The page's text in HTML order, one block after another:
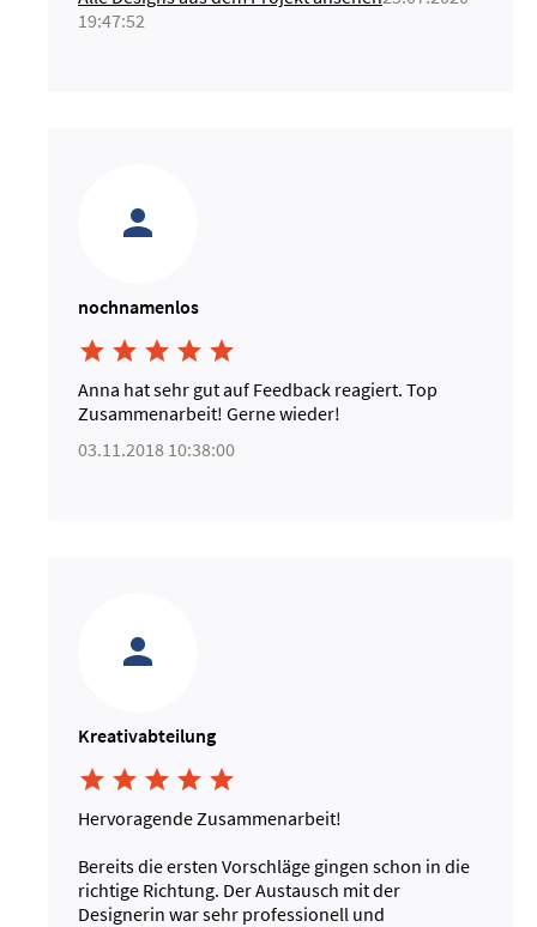
19:47:52
nochnamenlos
    
Anna hat sehr gut auf Feedback reagiert. Top
Zusammenarbeit! Gerne wieder!
03.11.2018 10:38:00
Kreativabteilung
    
Hervoragende Zusammenarbeit!
Bereits die ersten Vorschläge gingen schon in die
richtige Richtung. Der Austausch mit der
Designerin war sehr professionell und